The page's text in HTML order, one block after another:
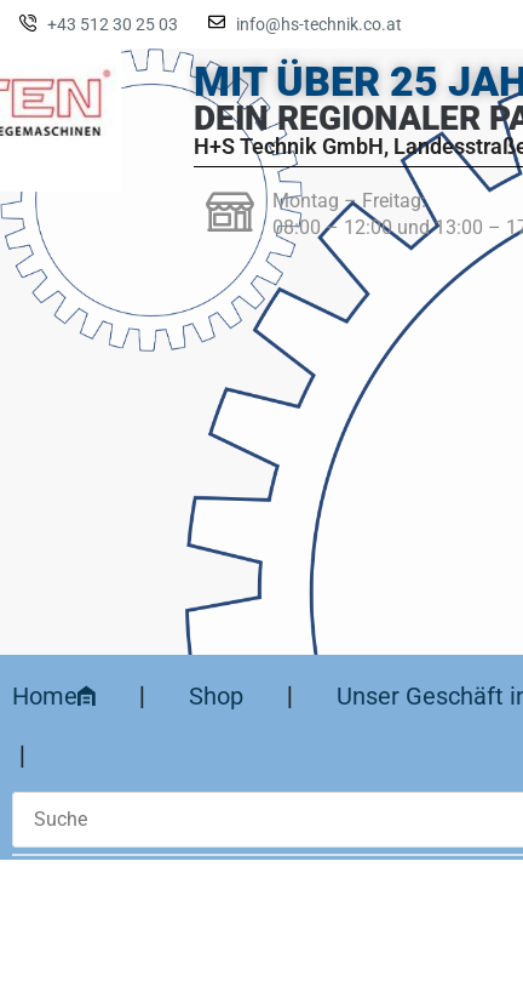
+43 512 30 25 03 info@hs-technik.co.at
MIT ÜBER 25
DEIN REGIONALER
H+S Technik GmbH,
Montag – Freitag:
08:00 – 12:00 und 13:00 –
Home ❘ Shop ❘ Unser Geschäft
❘